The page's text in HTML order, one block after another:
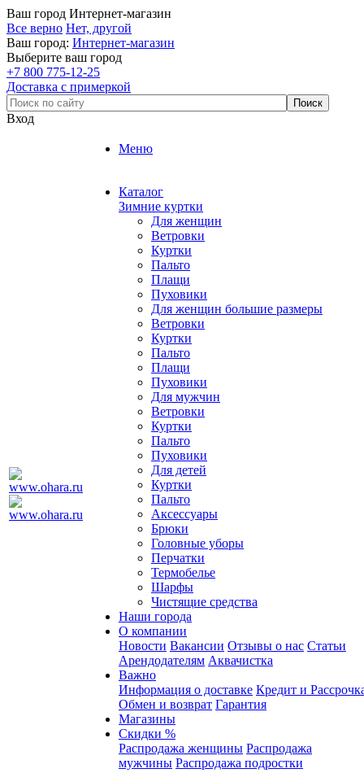
Ваш город Интернет-магазин
Все верно Нет, другой
Ваш город: Интернет-магазин
Выберите ваш город
+7 800 775-12-25
Доставка с примеркой
Вход
Меню
Каталог
Зимние куртки
Для женщин
Ветровки
Куртки
Пальто
Плащи
Пуховики
Для женщин большие размеры
Ветровки
Куртки
Пальто
Плащи
Пуховики
Для мужчин
Ветровки
Куртки
Пальто
Пуховики
Для детей
Куртки
Пальто
Аксессуары
Брюки
Головные уборы
Перчатки
Термобелье
Шарфы
Чистящие средства
Наши города
О компании
Новости Вакансии Отзывы о нас Статьи
Арендодателям Аквачистка
Важно
Информация о доставке Кредит и
Обмен и возврат Гарантия
Магазины
Скидки %
Распродажа женщины Распродажа
мужчины Распродажа подростки